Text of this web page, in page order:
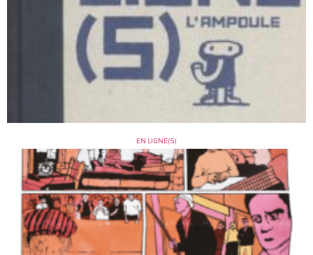
EN LIGNE(S)